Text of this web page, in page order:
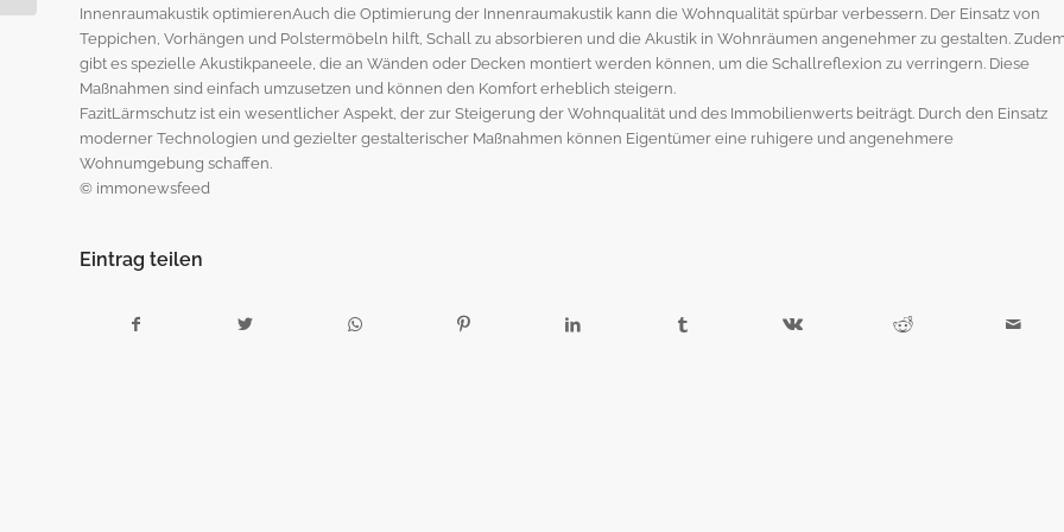
Innenraumakustik optimierenAuch die Optimierung der Innenraumakustik kann die Wohnqualität spürbar verbessern. Der Einsatz von
Teppichen, Vorhängen und Polstermöbeln hilft, Schall zu absorbieren und die Akustik in Wohnräumen angenehmer zu gestalten.
gibt es spezielle Akustikpaneele, die an Wänden oder Decken montiert werden können, um die Schallreflexion zu verringern. Diese
Maßnahmen sind einfach umzusetzen und können den Komfort erheblich steigern.
FazitLärmschutz ist ein wesentlicher Aspekt, der zur Steigerung der Wohnqualität und des Immobilienwerts beiträgt. Durch den Einsatz
moderner Technologien und gezielter gestalterischer Maßnahmen können Eigentümer eine ruhigere und angenehmere
Wohnumgebung schaffen.
© immonewsfeed
Eintrag teilen
Immobili...